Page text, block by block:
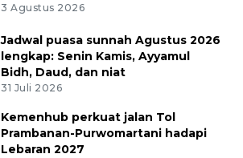
3 Agustus 2026
Jadwal puasa sunnah Agustus 2026
lengkap: Senin Kamis, Ayyamul
Bidh, Daud, dan niat
31 Juli 2026
Kemenhub perkuat jalan Tol
Prambanan-Purwomartani hadapi
Lebaran 2027